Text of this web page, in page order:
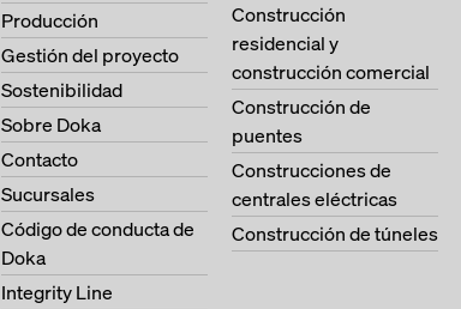
Producción
Gestión del proyecto
Sostenibilidad
Sobre Doka
Contacto
Sucursales
Código de conducta de
Doka
Integrity Line
Construcción
residencial y
construcción comercial
Construcción de
puentes
Construcciones de
centrales eléctricas
Construcción de túneles